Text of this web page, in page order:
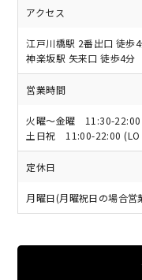
アクセス
江戸川橋駅 2番出口 徒歩
神楽坂駅 矢来口 徒歩4分
営業時間
火曜～金曜 11:30-22:00
土日祝 11:00-22:00 (LO
定休日
月曜日(月曜祝日の場合営